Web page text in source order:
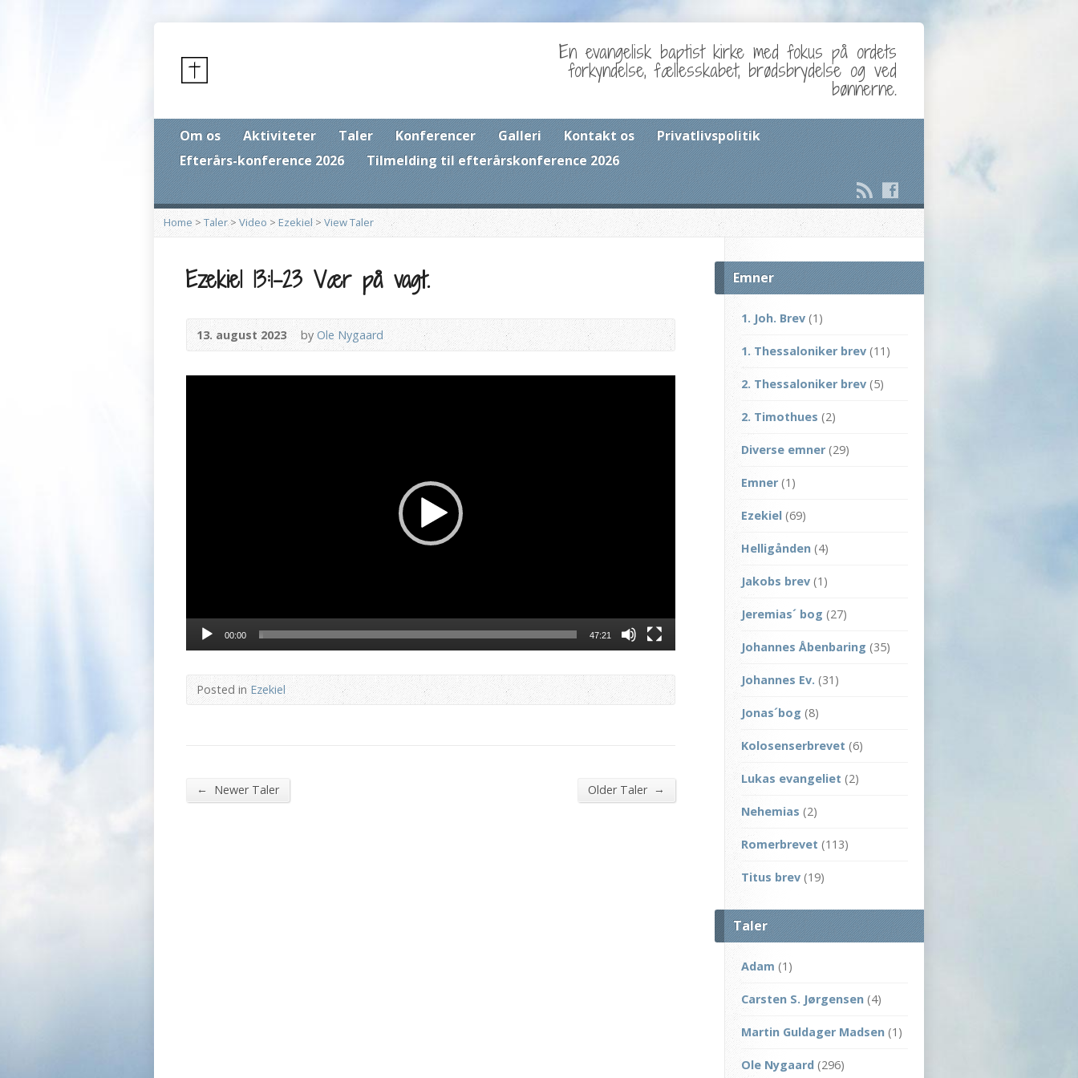
En evangelisk baptist kirke med fokus på ordets
forkyndelse, fællesskabet, brødsbrydelse og ved
bønnerne.
Om os Aktiviteter Taler Konferencer Galleri Kontakt os
Privatlivspolitik
Efterårs-konference 2026
Tilmelding til efterårskonference 2026
Home > Taler>Video >Ezekiel> View Taler
Ezekiel 13:1-23 Vær på vagt.
13. august 2023 by Ole Nygaard
00:00 47:21
Posted inEzekiel
← Newer Taler Older Taler →
Emner
1. Joh. Brev (1)
1. Thessaloniker brev (11)
2. Thessaloniker brev (5)
2. Timothues (2)
Diverse emner (29)
Emner (1)
Ezekiel (69)
Helligånden (4)
Jakobs brev (1)
Jeremias´ bog (27)
Johannes Åbenbaring (35)
Johannes Ev. (31)
Jonas´bog (8)
Kolosenserbrevet (6)
Lukas evangeliet (2)
Nehemias (2)
Romerbrevet (113)
Titus brev (19)
Taler
Adam (1)
Carsten S. Jørgensen (4)
Martin Guldager Madsen (1)
Ole Nygaard (296)